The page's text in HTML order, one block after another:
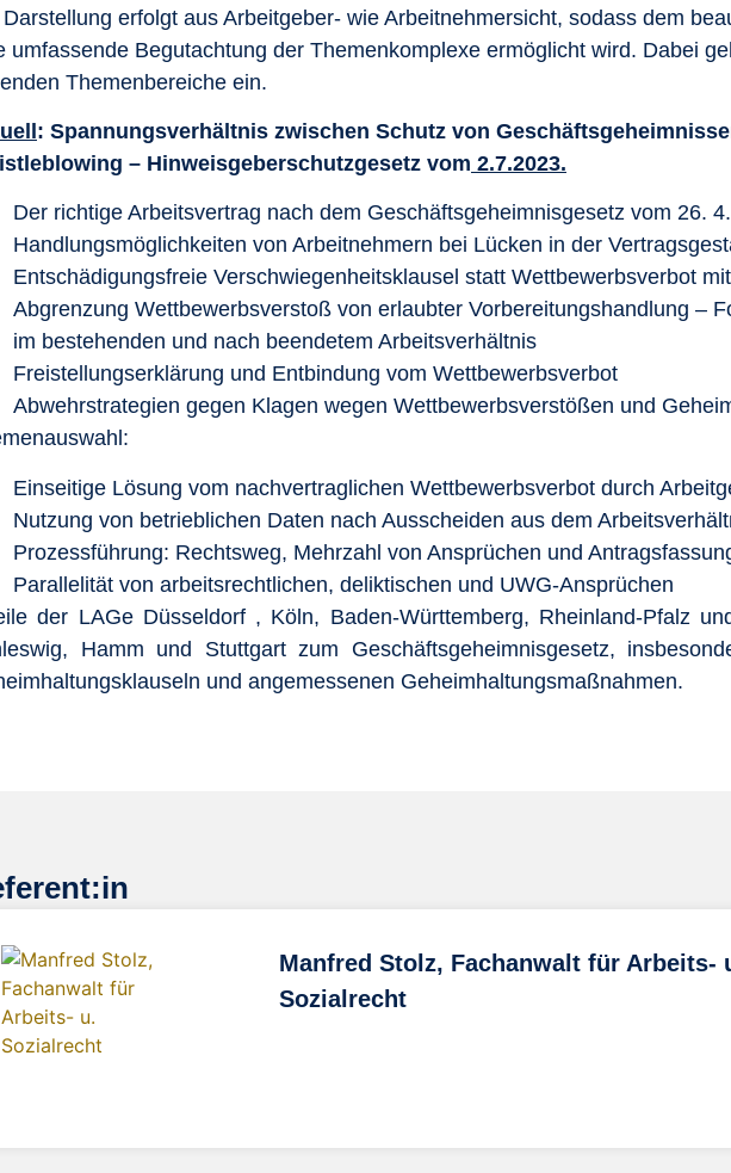
Darstellung erfolgt aus Arbeitgeber- wie Arbeitnehmersicht, sodass dem
umfassende Begutachtung der Themenkomplexe ermöglicht wird. Dabei
Themenbereiche ein.
: Spannungsverhältnis zwischen Schutz von
– Hinweisgeberschutzgesetz vom 2.7.2023.
Der richtige Arbeitsvertrag nach dem Geschäftsgeheimnisgesetz vom 26.
Handlungsmöglichkeiten von Arbeitnehmern bei Lücken in der
Entschädigungsfreie Verschwiegenheitsklausel statt Wettbewerbsverbot
Abgrenzung Wettbewerbsverstoß von erlaubter Vorbereitungshandlung –
im bestehenden und nach beendetem Arbeitsverhältnis
Freistellungserklärung und Entbindung vom Wettbewerbsverbot
Abwehrstrategien gegen Klagen wegen Wettbewerbsverstößen und
Einseitige Lösung vom nachvertraglichen Wettbewerbsverbot durch
Nutzung von betrieblichen Daten nach Ausscheiden aus dem
Prozessführung: Rechtsweg, Mehrzahl von Ansprüchen und
Parallelität von arbeitsrechtlichen, deliktischen und UWG-Ansprüchen
der LAGe Düsseldorf , Köln, Baden-Württemberg, Rheinland-Pfalz
Hamm und Stuttgart zum Geschäftsgeheimnisgesetz,
und angemessenen Geheimhaltungsmaßnahmen.
Manfred Stolz, Fachanwalt für Arbeits-
Sozialrecht